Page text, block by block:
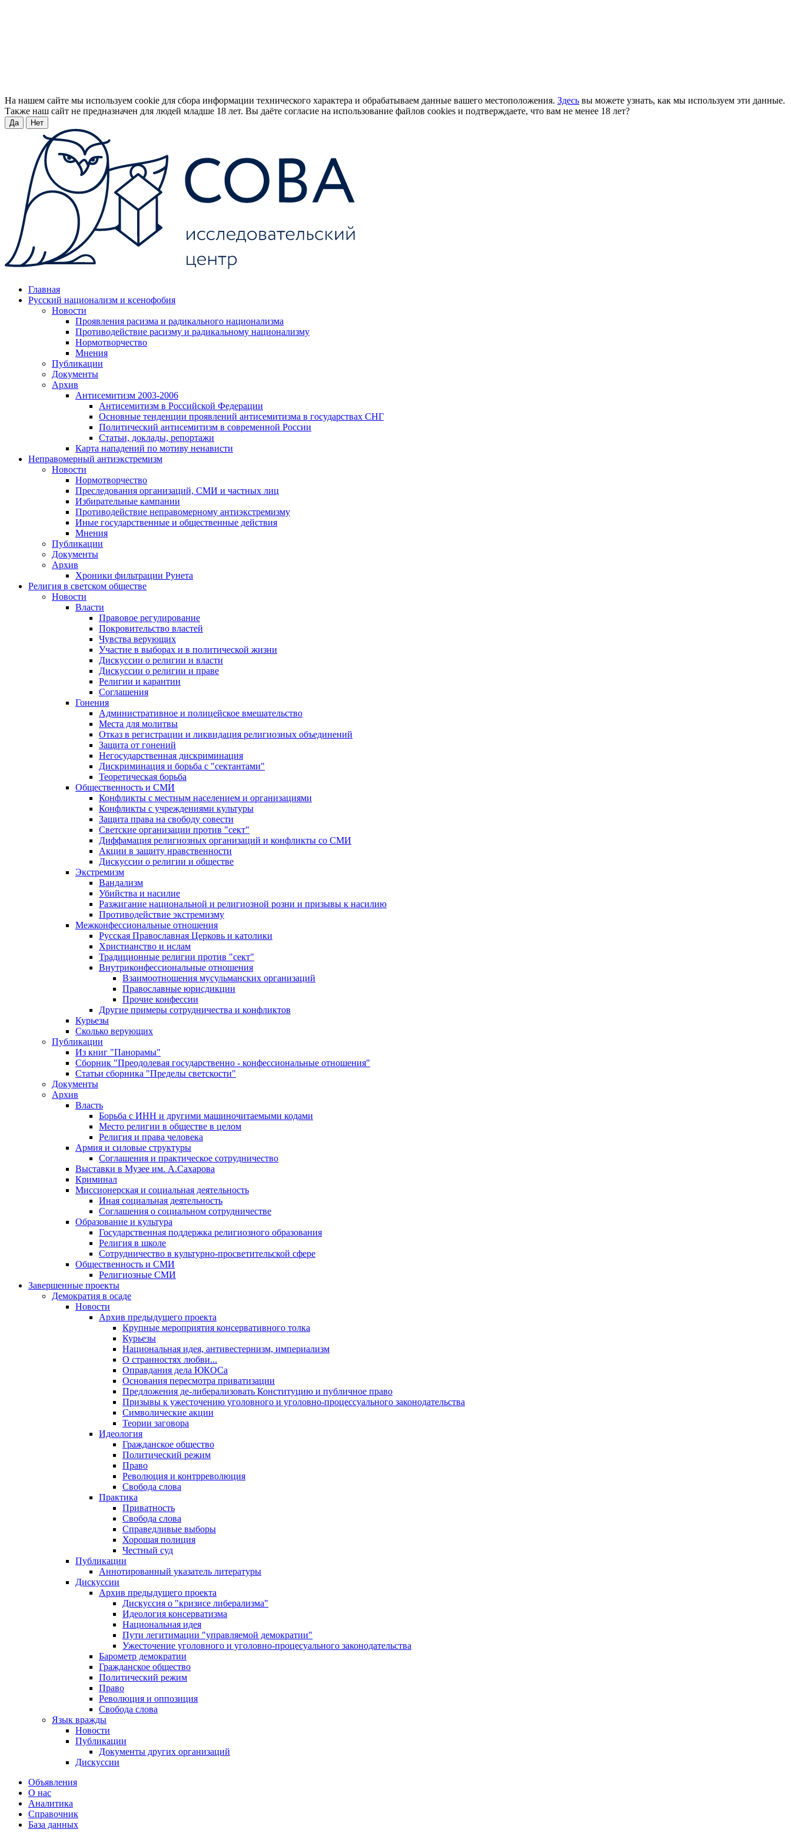
На нашем сайте мы используем cookie для сбора информации технического характера и обрабатываем данные вашего местоположения. Здесь вы можете узнать, как мы используем эти данные.
Также наш сайт не предназначен для людей младше 18 лет. Вы даёте согласие на использование файлов cookies и подтверждаете, что вам не менее 18 лет?
Да Нет
Главная
Русский национализм и ксенофобия
Новости
Проявления расизма и радикального национализма
Противодействие расизму и радикальному национализму
Нормотворчество
Мнения
Публикации
Документы
Архив
Антисемитизм 2003-2006
Антисемитизм в Российской Федерации
Основные тенденции проявлений антисемитизма в государствах СНГ
Политический антисемитизм в современной России
Статьи, доклады, репортажи
Карта нападений по мотиву ненависти
Неправомерный антиэкстремизм
Новости
Нормотворчество
Преследования организаций, СМИ и частных лиц
Избирательные кампании
Противодействие неправомерному антиэкстремизму
Иные государственные и общественные действия
Мнения
Публикации
Документы
Архив
Хроники фильтрации Рунета
Религия в светском обществе
Новости
Власти
Правовое регулирование
Покровительство властей
Чувства верующих
Участие в выборах и в политической жизни
Дискуссии о религии и власти
Дискуссии о религии и праве
Религии и карантин
Соглашения
Гонения
Административное и полицейское вмешательство
Места для молитвы
Отказ в регистрации и ликвидация религиозных объединений
Защита от гонений
Негосударственная дискриминация
Дискриминация и борьба с "сектантами"
Теоретическая борьба
Общественность и СМИ
Конфликты с местным населением и организациями
Конфликты с учреждениями культуры
Защита права на свободу совести
Светские организации против "сект"
Диффамация религиозных организаций и конфликты со СМИ
Акции в защиту нравственности
Дискуссии о религии и обществе
Экстремизм
Вандализм
Убийства и насилие
Разжигание национальной и религиозной розни и призывы к насилию
Противодействие экстремизму
Межконфессиональные отношения
Русская Православная Церковь и католики
Христианство и ислам
Традиционные религии против "сект"
Внутриконфессиональные отношения
Взаимоотношения мусульманских организаций
Православные юрисдикции
Прочие конфессии
Другие примеры сотрудничества и конфликтов
Курьезы
Сколько верующих
Публикации
Из книг "Панорамы"
Сборник "Преодолевая государственно - конфессиональные отношения"
Статьи сборника "Пределы светскости"
Документы
Архив
Власть
Борьба с ИНН и другими машиночитаемыми кодами
Место религии в обществе в целом
Религия и права человека
Армия и силовые структуры
Соглашения и практическое сотрудничество
Выставки в Музее им. А.Сахарова
Криминал
Миссионерская и социальная деятельность
Иная социальная деятельность
Соглашения о социальном сотрудничестве
Образование и культура
Государственная поддержка религиозного образования
Религия в школе
Сотрудничество в культурно-просветительской сфере
Общественность и СМИ
Религиозные СМИ
Завершенные проекты
Демократия в осаде
Новости
Архив предыдущего проекта
Крупные мероприятия консервативного толка
Курьезы
Национальная идея, антивестернизм, империализм
О странностях любви...
Оправдания дела ЮКОСа
Основания пересмотра приватизации
Предложения де-либерализовать Конституцию и публичное право
Призывы к ужесточению уголовного и уголовно-процессуального законодательства
Символические акции
Теории заговора
Идеология
Гражданское общество
Политический режим
Право
Революция и контрреволюция
Свобода слова
Практика
Приватность
Свобода слова
Справедливые выборы
Хорошая полиция
Честный суд
Публикации
Аннотированный указатель литературы
Дискуссии
Архив предыдущего проекта
Дискуссия о "кризисе либерализма"
Идеология консерватизма
Национальная идея
Пути легитимации "управляемой демократии"
Ужесточение уголовного и уголовно-процесуального законодательства
Барометр демократии
Гражданское общество
Политический режим
Право
Революция и оппозиция
Свобода слова
Язык вражды
Новости
Публикации
Документы других организаций
Дискуссии
Объявления
О нас
Аналитика
Справочник
База данных